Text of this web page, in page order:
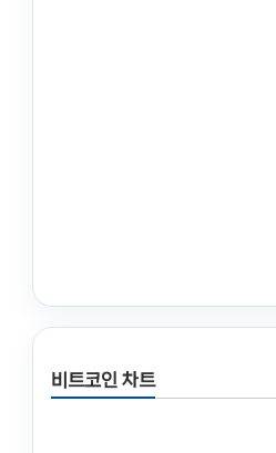
비트코인 차트